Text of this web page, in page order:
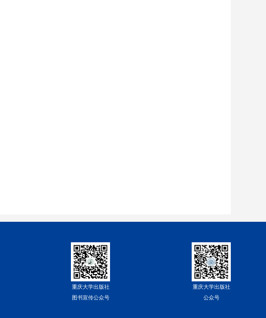
重庆大学出版社
图书宣传公众号
重庆大学出版社
公众号